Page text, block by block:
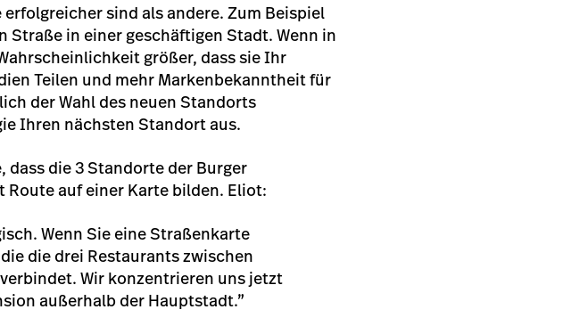
sind als andere. Zum Beispiel
in einer geschäftigen Stadt. Wenn in
größer, dass sie Ihr
Teilen und mehr Markenbekanntheit für
der Wahl des neuen Standorts
Ihren nächsten Standort aus.
dass die 3 Standorte der Burger
Route auf einer Karte bilden. Eliot:
Wenn Sie eine Straßenkarte
die drei Restaurants zwischen
Wir konzentrieren uns jetzt
außerhalb der Hauptstadt.”